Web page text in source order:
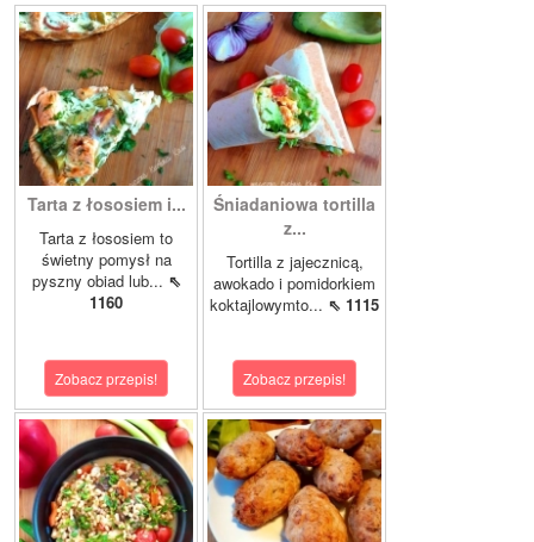
Tarta z łososiem i...
Tarta z łososiem to
świetny pomysł na
pyszny obiad lub... ⇖
1160
Zobacz przepis!
Śniadaniowa tortilla
z...
Tortilla z jajecznicą,
awokado i pomidorkiem
koktajlowymto... ⇖ 1115
Zobacz przepis!